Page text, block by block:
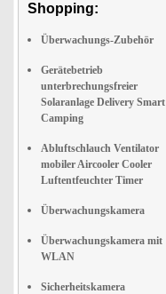
Shopping:
Überwachungs-Zubehör
Gerätebetrieb
unterbrechungsfreier
Solaranlage Delivery Smart
Camping
Abluftschlauch Ventilator
mobiler Aircooler Cooler
Luftentfeuchter Timer
Überwachungskamera
Überwachungskamera mit
WLAN
Sicherheitskamera